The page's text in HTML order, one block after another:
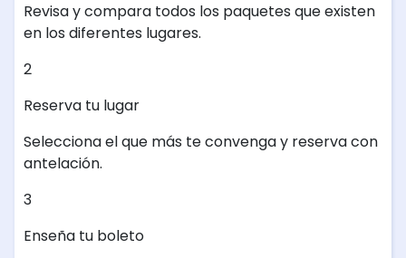
Revisa y compara todos los paquetes que existen
en los diferentes lugares.
2
Reserva tu lugar
Selecciona el que más te convenga y reserva con
antelación.
3
Enseña tu boleto